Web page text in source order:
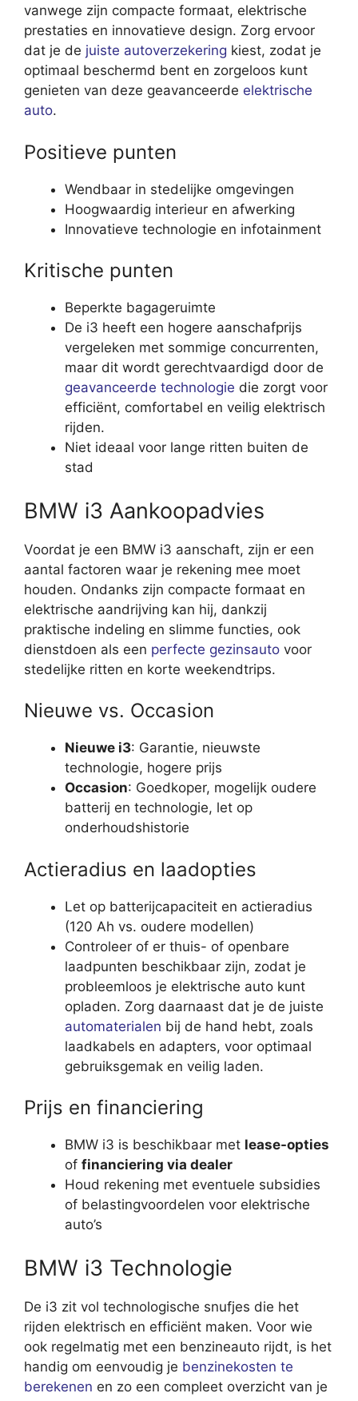
vanwege zijn compacte formaat, elektrische
prestaties en innovatieve design. Zorg ervoor
dat je de juiste autoverzekering kiest, zodat je
optimaal beschermd bent en zorgeloos kunt
genieten van deze geavanceerde elektrische
auto.
Positieve punten
Wendbaar in stedelijke omgevingen
Hoogwaardig interieur en afwerking
Innovatieve technologie en infotainment
Kritische punten
Beperkte bagageruimte
De i3 heeft een hogere aanschafprijs
vergeleken met sommige concurrenten,
maar dit wordt gerechtvaardigd door de
geavanceerde technologie die zorgt voor
efficiënt, comfortabel en veilig elektrisch
rijden.
Niet ideaal voor lange ritten buiten de
stad
BMW i3 Aankoopadvies
Voordat je een BMW i3 aanschaft, zijn er een
aantal factoren waar je rekening mee moet
houden. Ondanks zijn compacte formaat en
elektrische aandrijving kan hij, dankzij
praktische indeling en slimme functies, ook
dienstdoen als een perfecte gezinsauto voor
stedelijke ritten en korte weekendtrips.
Nieuwe vs. Occasion
Nieuwe i3: Garantie, nieuwste
technologie, hogere prijs
Occasion: Goedkoper, mogelijk oudere
batterij en technologie, let op
onderhoudshistorie
Actieradius en laadopties
Let op batterijcapaciteit en actieradius
(120 Ah vs. oudere modellen)
Controleer of er thuis- of openbare
laadpunten beschikbaar zijn, zodat je
probleemloos je elektrische auto kunt
opladen. Zorg daarnaast dat je de juiste
automaterialen bij de hand hebt, zoals
laadkabels en adapters, voor optimaal
gebruiksgemak en veilig laden.
Prijs en financiering
BMW i3 is beschikbaar met lease-opties
of financiering via dealer
Houd rekening met eventuele subsidies
of belastingvoordelen voor elektrische
auto’s
BMW i3 Technologie
De i3 zit vol technologische snufjes die het
rijden elektrisch en efficiënt maken. Voor wie
ook regelmatig met een benzineauto rijdt, is het
handig om eenvoudig je benzinekosten te
berekenen en zo een compleet overzicht van je